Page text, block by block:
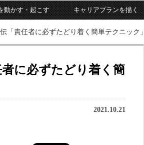
動かす・起こす キャリアプランを描く
「責任者に必ずたどり着く簡単テクニック」
に必ずたどり着く簡
2021.10.21